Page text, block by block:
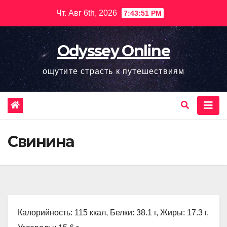
содержимому
Чт. Авг 6th, 2026 7:43:52 PM
Odyssey Online
ощутите страсть к путешествиям
Свинина
Калорийность: 115 ккал, Белки: 38.1 г, Жиры: 17.3 г,